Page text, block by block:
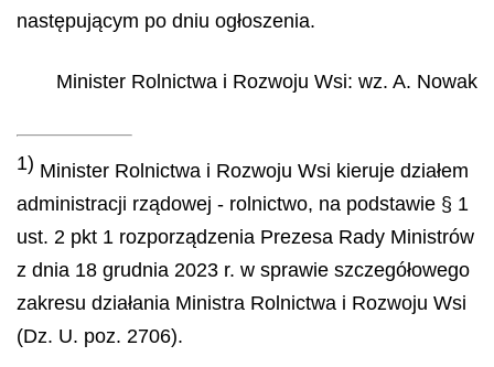
następującym po dniu ogłoszenia.
Minister Rolnictwa i Rozwoju Wsi: wz. A. Nowak
1) Minister Rolnictwa i Rozwoju Wsi kieruje działem
administracji rządowej - rolnictwo, na podstawie § 1
ust. 2 pkt 1 rozporządzenia Prezesa Rady Ministrów
z dnia 18 grudnia 2023 r. w sprawie szczegółowego
zakresu działania Ministra Rolnictwa i Rozwoju Wsi
(Dz. U. poz. 2706).